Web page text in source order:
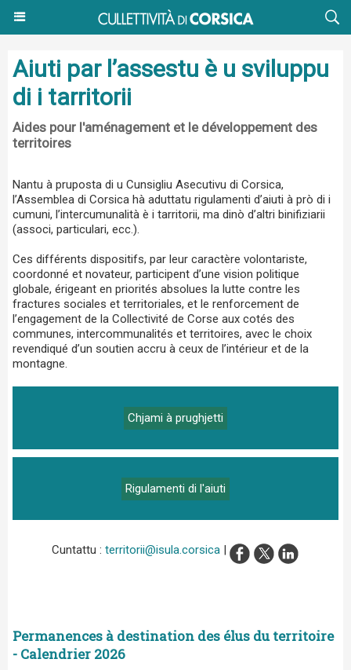
Aiuti par l’assestu è u sviluppu
di i tarritorii
Aides pour l'aménagement et le développement des
territoires
Nantu à pruposta di u Cunsigliu Asecutivu di Corsica,
l’Assemblea di Corsica hà aduttatu rigulamenti d’aiuti à prò di i
cumuni, l’intercumunalità è i tarritorii, ma dinò d’altri binifiziarii
(associ, particulari, ecc.).
Ces différents dispositifs, par leur caractère volontariste,
coordonné et novateur, participent d’une vision politique
globale, érigeant en priorités absolues la lutte contre les
fractures sociales et territoriales, et le renforcement de
l’engagement de la Collectivité de Corse aux cotés des
communes, intercommunalités et territoires, avec le choix
revendiqué d’un soutien accru à ceux de l’intérieur et de la
montagne.
Chjami à prughjetti
Rigulamenti di l'aiuti
Cuntattu : territorii@isula.corsica |
Permanences à destination des élus du territoire
- Calendrier 2026